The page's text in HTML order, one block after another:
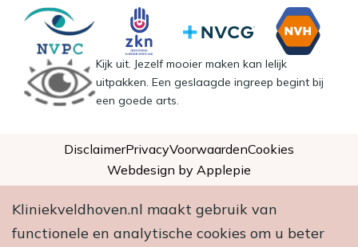
Kijk uit. Jezelf mooier maken kan lelijk
uitpakken. Een geslaagde ingreep begint bij
een goede arts.
DisclaimerPrivacyVoorwaardenCookies
Webdesign by Applepie
Kliniekveldhoven.nl maakt gebruik van
functionele en analytische cookies om u beter